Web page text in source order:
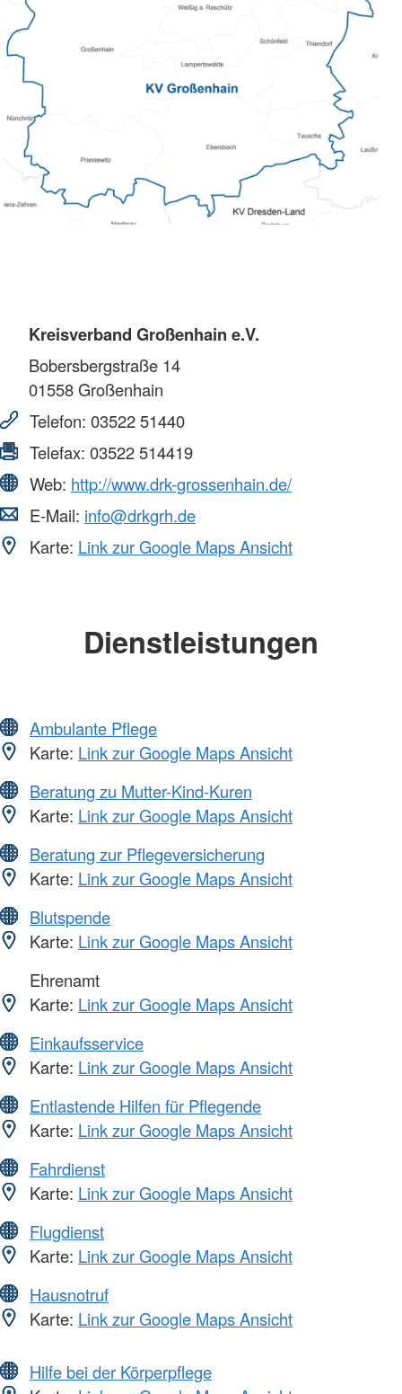
Kreisverband Großenhain e.V.
Bobersbergstraße 14
01558Großenhain
Telefon: 03522 51440
Telefax: 03522 514419
Web: http://www.drk-grossenhain.de/
E-Mail: info@drkgrh.de
Karte: Link zur Google Maps Ansicht
Dienstleistungen
Ambulante Pflege
Karte: Link zur Google Maps Ansicht
Beratung zu Mutter-Kind-Kuren
Karte: Link zur Google Maps Ansicht
Beratung zur Pflegeversicherung
Karte: Link zur Google Maps Ansicht
Blutspende
Karte: Link zur Google Maps Ansicht
Ehrenamt
Karte: Link zur Google Maps Ansicht
Einkaufsservice
Karte: Link zur Google Maps Ansicht
Entlastende Hilfen für Pflegende
Karte: Link zur Google Maps Ansicht
Fahrdienst
Karte: Link zur Google Maps Ansicht
Flugdienst
Karte: Link zur Google Maps Ansicht
Hausnotruf
Karte: Link zur Google Maps Ansicht
Hilfe bei der Körperpflege